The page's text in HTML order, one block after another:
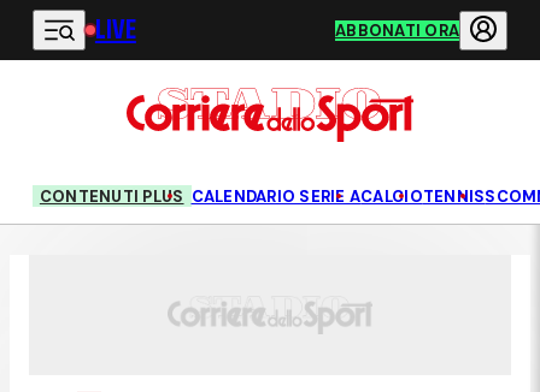
Vai al contenuto principale
LIVE ABBONATI ORA
CONTENUTI PLUS CALENDARIO SERIE ACALCIOTENNIS